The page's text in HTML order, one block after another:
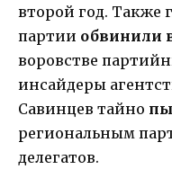
второй год. Также
партии обвинили
воровстве
инсайдеры
Савинцев тайно
региональным
делегатов.